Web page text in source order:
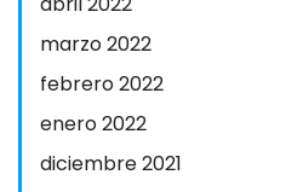
marzo 2022
febrero 2022
enero 2022
diciembre 2021